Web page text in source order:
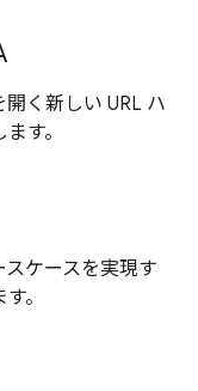
く新しい URL ハ
す。
ケースを実現す
。